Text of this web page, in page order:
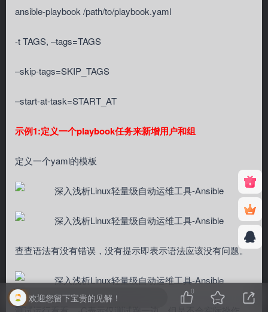
ansible-playbook /path/to/playbook.yaml
-t TAGS, –tags=TAGS
–skip-tags=SKIP_TAGS
–start-at-task=START_AT
示例1:定义一个playbook任务来新增用户和组
定义一个yaml的模板
查查语法有没有错误，没有提示即表示语法应该没有问题。
欢迎您留下宝贵的见解！
0